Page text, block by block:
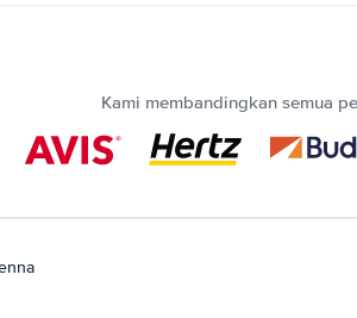
Kami membandingkan semua